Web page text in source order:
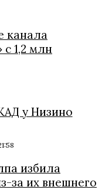
канала
1,2 млн
у Низино
избила
за их внешнего